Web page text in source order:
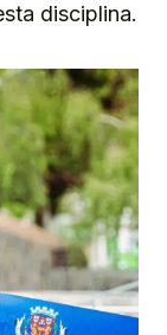
disciplina.